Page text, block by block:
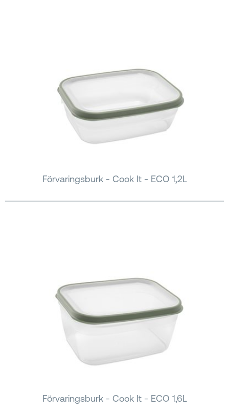
Förvaringsburk - Cook It - ECO 1,2L
Förvaringsburk - Cook It - ECO 1,6L